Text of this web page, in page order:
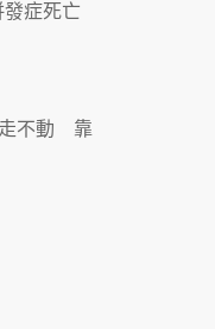
癌為何奪命
公益活動 邀
症死亡
走不動 靠